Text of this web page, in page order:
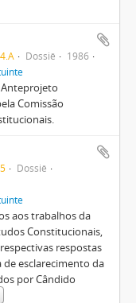
Dossiê
1986
Comissão
Dossiê
aos trabalhos da
Constitucionais,
respostas
esclarecimento da
por Cândido